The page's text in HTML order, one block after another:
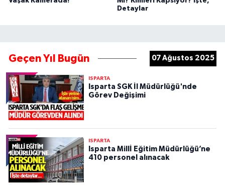
Detaylar
Geçen Yıl Bugün 07 Ağustos 2025
ISPARTA
Isparta SGK İl Müdürlüğü'nde
Görev Değişimi
ISPARTA
Isparta Millİ Eğitim Müdürlüğü’ne
410 personel alınacak